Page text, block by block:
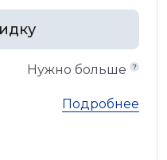
Нужно больше
Подробнее